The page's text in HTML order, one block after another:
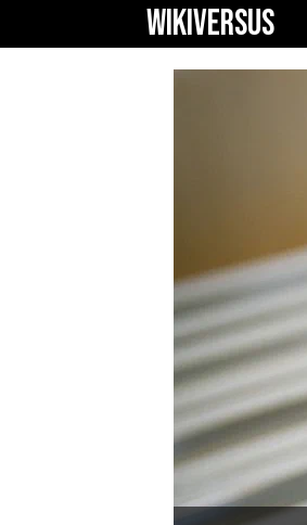
WIKIVERSUS